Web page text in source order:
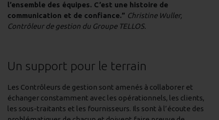
l’ensemble des équipes. C’est une histoire de
communication et de confiance.” Christine Wuller,
Contrôleur de gestion du Groupe TELLOS.
Un support pour le terrain
Les Contrôleurs de gestion sont amenés à collaborer et
échanger constamment avec les opérationnels, les clients,
les sous-traitants et les fournisseurs. Ils sont à l’écoute des